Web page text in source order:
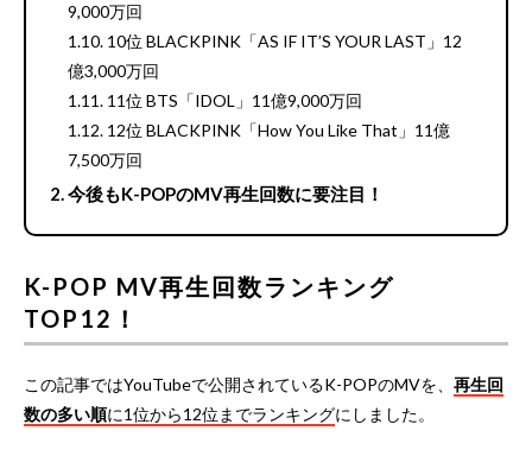
9,000万回
10位 BLACKPINK「AS IF IT’S YOUR LAST」12
億3,000万回
11位 BTS「IDOL」11億9,000万回
12位 BLACKPINK「How You Like That」11億
7,500万回
今後もK-POPのMV再生回数に要注目！
K-POP MV再生回数ランキング
TOP12！
この記事ではYouTubeで公開されているK-POPのMVを、 再生回
数の多い順に1位から12位までランキングにしました。